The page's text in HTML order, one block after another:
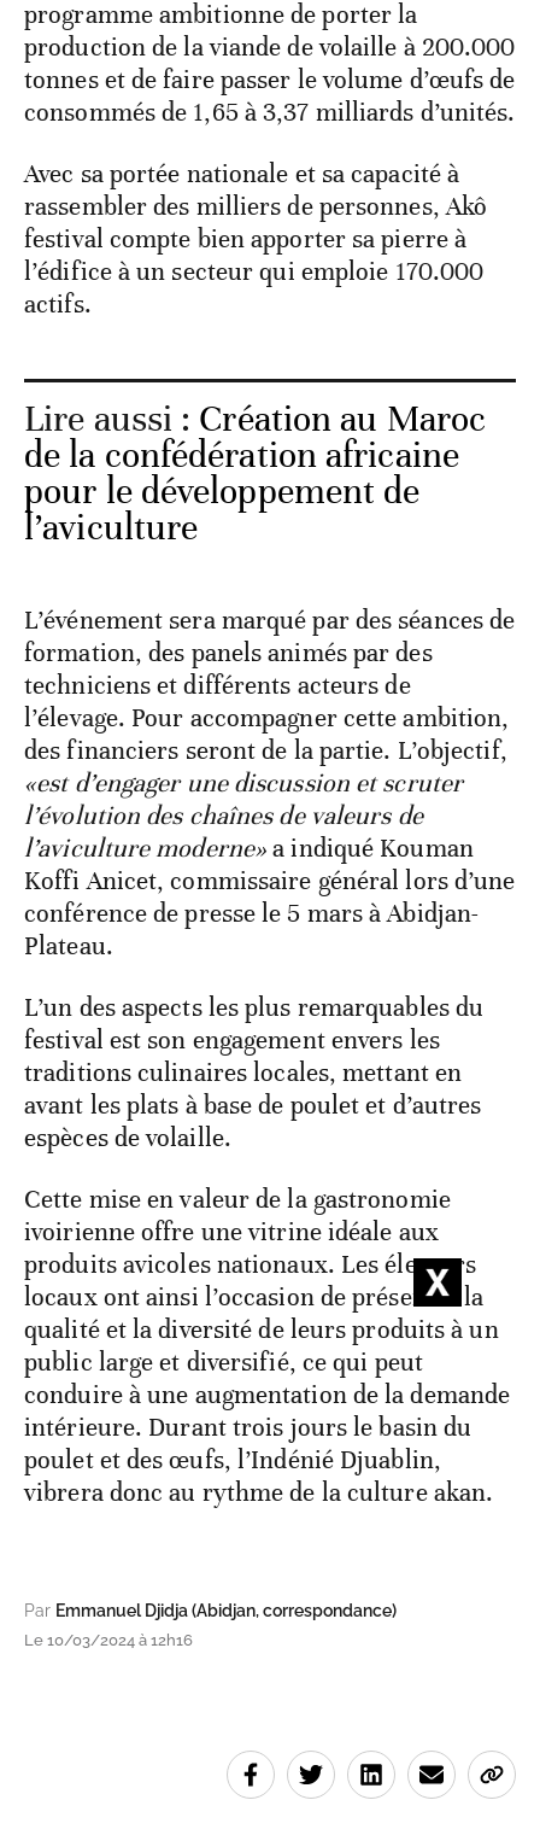
programme ambitionne de porter la
production de la viande de volaille à 200.000
tonnes et de faire passer le volume d’œufs de
consommés de 1,65 à 3,37 milliards d’unités.
Avec sa portée nationale et sa capacité à
rassembler des milliers de personnes, Akô
festival compte bien apporter sa pierre à
l’édifice à un secteur qui emploie 170.000
actifs.
Lire aussi : Création au Maroc
de la confédération africaine
pour le développement de
l’aviculture
L’événement sera marqué par des séances de
formation, des panels animés par des
techniciens et différents acteurs de
l’élevage. Pour accompagner cette ambition,
des financiers seront de la partie. L’objectif,
«est d’engager une discussion et scruter
l’évolution des chaînes de valeurs de
l’aviculture moderne»a indiqué Kouman
Koffi Anicet, commissaire général lors d’une
conférence de presse le 5 mars à Abidjan-
Plateau.
L’un des aspects les plus remarquables du
festival est son engagement envers les
traditions culinaires locales, mettant en
avant les plats à base de poulet et d’autres
espèces de volaille.
Cette mise en valeur de la gastronomie
ivoirienne offre une vitrine idéale aux
produits avicoles nationaux. Les éleveurs
locaux ont ainsi l’occasion de présenter la
qualité et la diversité de leurs produits à un
public large et diversifié, ce qui peut
conduire à une augmentation de la demande
intérieure. Durant trois jours le basin du
poulet et des œufs, l’Indénié Djuablin,
vibrera donc au rythme de la culture akan.
Par Emmanuel Djidja (Abidjan, correspondance)
Le 10/03/2024 à 12h16